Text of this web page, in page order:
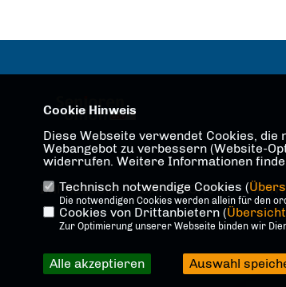
IMPRESSUM DATENSCHUTZ
@2026
Cookie Hinweis
Diese Webseite verwendet Cookies,
Webangebot zu verbessern (Website-
widerrufen. Weitere Informationen
Technisch notwendige Cookies (
Die notwendigen Cookies werden allein für den
Cookies von Drittanbietern (Übersicht
Zur Optimierung unserer Webseite binden wir
Alle akzeptieren Auswahl